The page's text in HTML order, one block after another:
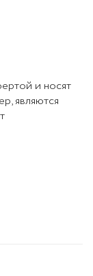
и носят
являются